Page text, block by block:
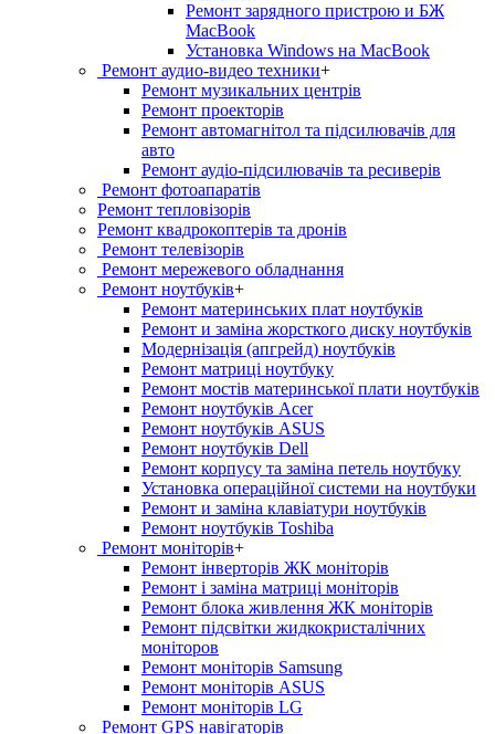
Ремонт зарядного пристрою и БЖ
MacBook
Установка Windows на MacBook
Ремонт аудио-видео техники+
Ремонт музикальних центрів
Ремонт проекторів
Ремонт автомагнітол та підсилювачів для
авто
Ремонт аудіо-підсилювачів та ресиверів
Ремонт фотоапаратів
Ремонт тепловізорів
Ремонт квадрокоптерів та дронів
Ремонт телевізорів
Ремонт мережевого обладнання
Ремонт ноутбуків+
Ремонт материнських плат ноутбуків
Ремонт и заміна жорсткого диску ноутбуків
Модернізація (апгрейд) ноутбуків
Ремонт матриці ноутбуку
Ремонт мостів материнської плати ноутбуків
Ремонт ноутбуків Acer
Ремонт ноутбуків ASUS
Ремонт ноутбуків Dell
Ремонт корпусу та заміна петель ноутбуку
Установка операційної системи на ноутбуки
Ремонт и заміна клавіатури ноутбуків
Ремонт ноутбуків Toshiba
Ремонт моніторів+
Ремонт інверторів ЖК моніторів
Ремонт і заміна матриці моніторів
Ремонт блока живлення ЖК моніторів
Ремонт підсвітки жидкокристалічних
моніторов
Ремонт моніторів Samsung
Ремонт моніторів ASUS
Ремонт моніторів LG
Ремонт GPS навігаторів